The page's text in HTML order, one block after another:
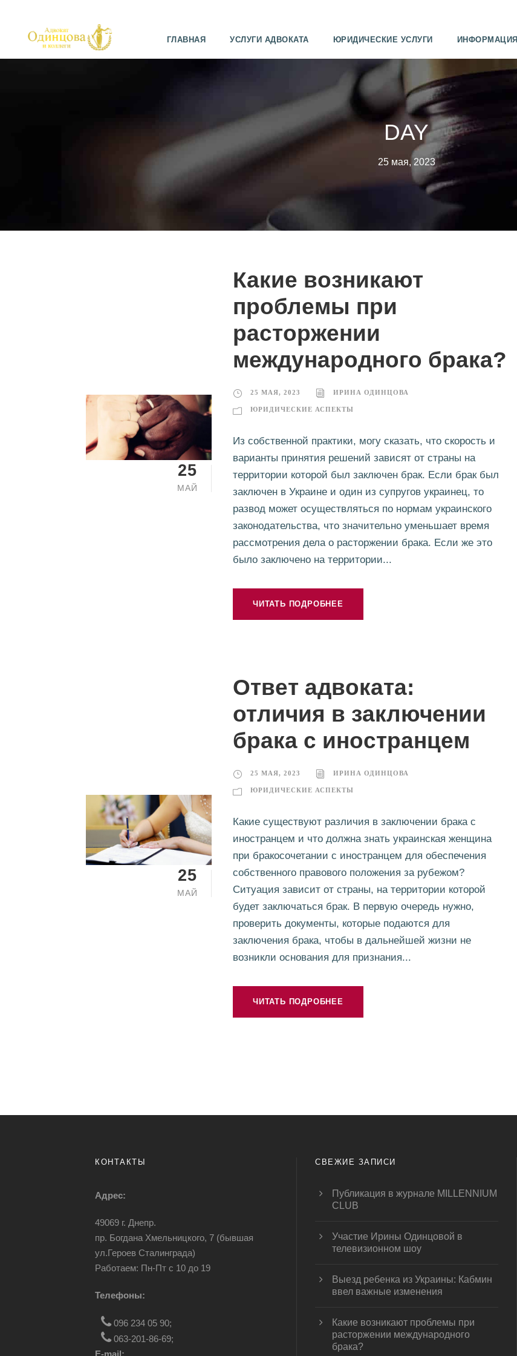
ГЛАВНАЯ УСЛУГИ АДВОКАТА ЮРИДИЧЕСКИЕ УСЛУГИ ИНФОРМАЦИЯ
DAY
25 мая, 2023
25
МАЙ
Какие возникают
проблемы при
расторжении
международного брака?
25 МАЯ, 2023 ИРИНА ОДИНЦОВА
ЮРИДИЧЕСКИЕ АСПЕКТЫ
Из собственной практики, могу сказать, что скорость и
варианты принятия решений зависят от страны на
территории которой был заключен брак. Если брак был
заключен в Украине и один из супругов украинец, то
развод может осуществляться по нормам украинского
законодательства, что значительно уменьшает время
рассмотрения дела о расторжении брака. Если же это
было заключено на территории...
ЧИТАТЬ ПОДРОБНЕЕ
25
МАЙ
Ответ адвоката:
отличия в заключении
брака с иностранцем
25 МАЯ, 2023 ИРИНА ОДИНЦОВА
ЮРИДИЧЕСКИЕ АСПЕКТЫ
Какие существуют различия в заключении брака с
иностранцем и что должна знать украинская женщина
при бракосочетании с иностранцем для обеспечения
собственного правового положения за рубежом?
Ситуация зависит от страны, на территории которой
будет заключаться брак. В первую очередь нужно,
проверить документы, которые подаются для
заключения брака, чтобы в дальнейшей жизни не
возникли основания для признания...
ЧИТАТЬ ПОДРОБНЕЕ
КОНТАКТЫ
Адрес:
49069 г. Днепр.
пр. Богдана Хмельницкого, 7 (бывшая
ул.Героев Сталинграда)
Работаем: Пн-Пт c 10 до 19
Телефоны:
096 234 05 90;
063-201-86-69;
E-mail:
СВЕЖИЕ ЗАПИСИ
Публикация в журнале MILLENNIUM
CLUB
Участие Ирины Одинцовой в
телевизионном шоу
Выезд ребенка из Украины: Кабмин
ввел важные изменения
Какие возникают проблемы при
расторжении международного
брака?